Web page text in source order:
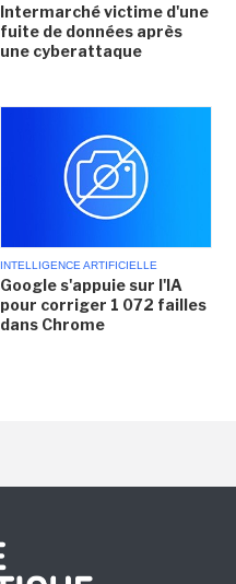
Intermarché victime d'une
fuite de données après
une cyberattaque
INTELLIGENCE ARTIFICIELLE
Google s'appuie sur l'IA
pour corriger 1 072 failles
dans Chrome